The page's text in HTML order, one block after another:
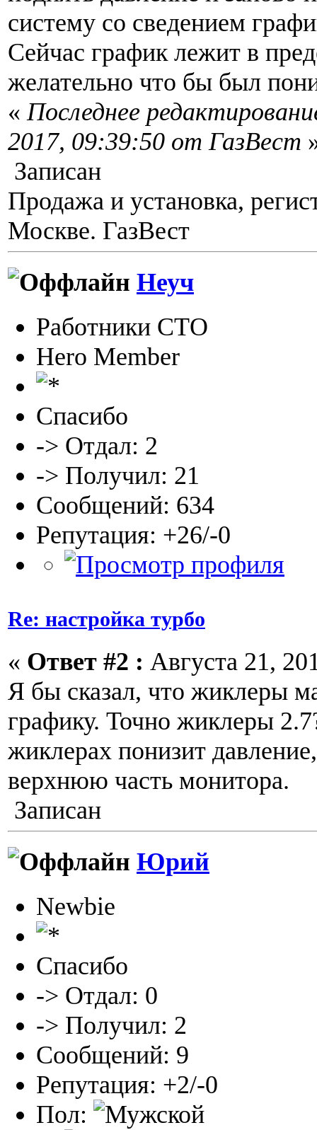
систему со сведением
Сейчас график лежит в
желательно что бы был
« Последнее
2017, 09:39:50 от ГазВест
Записан
Продажа и установка,
Москве. ГазВест
Неуч
Работники СТО
Hero Member
Спасибо
-> Отдал: 2
-> Получил: 21
Сообщений: 634
Репутация: +26/-0
Re: настройка турбо
« Ответ #2 : Августа 21,
Я бы сказал, что жиклеры
графику. Точно жиклеры
жиклерах понизит
верхнюю часть монитора.
Записан
Юрий
Newbie
Спасибо
-> Отдал: 0
-> Получил: 2
Сообщений: 9
Репутация: +2/-0
Пол: